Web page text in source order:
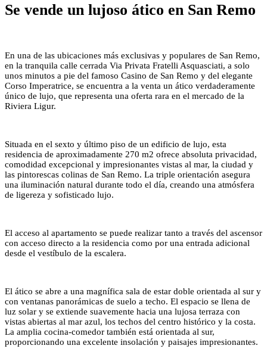
Se vende un lujoso ático en San Remo
En una de las ubicaciones más exclusivas y populares de San Remo,
en la tranquila calle cerrada Via Privata Fratelli Asquasciati, a solo
unos minutos a pie del famoso Casino de San Remo y del elegante
Corso Imperatrice, se encuentra a la venta un ático verdaderamente
único de lujo, que representa una oferta rara en el mercado de la
Riviera Ligur.
Situada en el sexto y último piso de un edificio de lujo, esta
residencia de aproximadamente 270 m2 ofrece absoluta privacidad,
comodidad excepcional y impresionantes vistas al mar, la ciudad y
las pintorescas colinas de San Remo. La triple orientación asegura
una iluminación natural durante todo el día, creando una atmósfera
de ligereza y sofisticado lujo.
El acceso al apartamento se puede realizar tanto a través del ascensor
con acceso directo a la residencia como por una entrada adicional
desde el vestíbulo de la escalera.
El ático se abre a una magnífica sala de estar doble orientada al sur y
con ventanas panorámicas de suelo a techo. El espacio se llena de
luz solar y se extiende suavemente hacia una lujosa terraza con
vistas abiertas al mar azul, los techos del centro histórico y la costa.
La amplia cocina-comedor también está orientada al sur,
proporcionando una excelente insolación y paisajes impresionantes.